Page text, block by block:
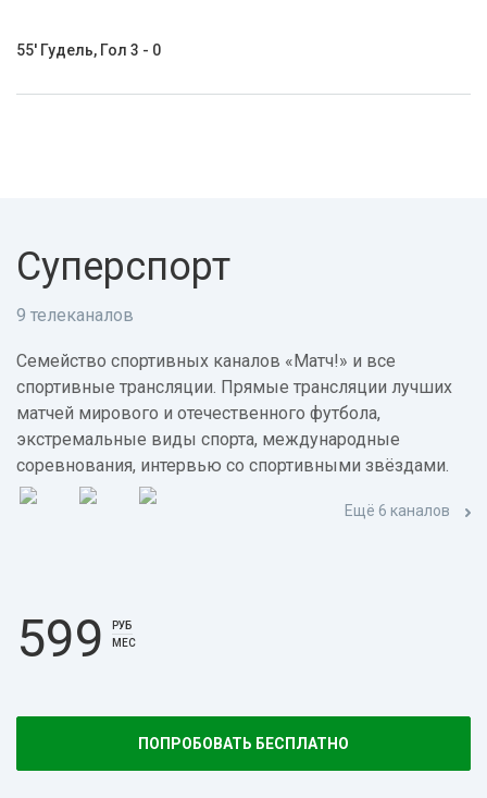
55' Гудель, Гол 3 - 0
Суперспорт
9 телеканалов
Семейство спортивных каналов «Матч!» и все
спортивные трансляции. Прямые трансляции лучших
матчей мирового и отечественного футбола,
экстремальные виды спорта, международные
соревнования, интервью со спортивными звёздами.
Ещё 6 каналов
599
РУБ
МЕС
ПОПРОБОВАТЬ БЕСПЛАТНО